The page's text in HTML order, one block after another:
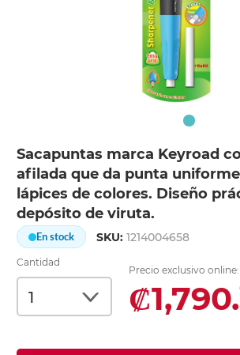
Sacapuntas marca Keyroad
afilada que da punta
lápices de colores. Diseño
depósito de viruta.
En stock SKU:1214004658
Cantidad
Precio exclusivo online:
₡1,790.